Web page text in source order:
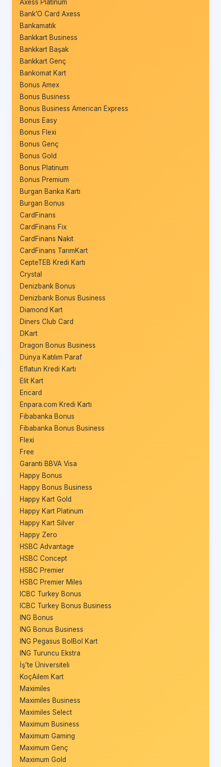
Axess Platinum
Bank’O Card Axess
Bankamatik
Bankkart Business
Bankkart Başak
Bankkart Genç
Bankomat Kart
Bonus Amex
Bonus Business
Bonus Business American Express
Bonus Easy
Bonus Flexi
Bonus Genç
Bonus Gold
Bonus Platinum
Bonus Premium
Burgan Banka Kartı
Burgan Bonus
CardFinans
CardFinans Fix
CardFinans Nakit
CardFinans TarımKart
CepteTEB Kredi Kartı
Crystal
Denizbank Bonus
Denizbank Bonus Business
Diamond Kart
Diners Club Card
DKart
Dragon Bonus Business
Dünya Katılım Paraf
Eflatun Kredi Kartı
Elit Kart
Encard
Enpara.com Kredi Kartı
Fibabanka Bonus
Fibabanka Bonus Business
Flexi
Free
Garanti BBVA Visa
Happy Bonus
Happy Bonus Business
Happy Kart Gold
Happy Kart Platinum
Happy Kart Silver
Happy Zero
HSBC Advantage
HSBC Concept
HSBC Premier
HSBC Premier Miles
ICBC Turkey Bonus
ICBC Turkey Bonus Business
ING Bonus
ING Bonus Business
ING Pegasus BolBol Kart
ING Turuncu Ekstra
İş’te Üniversiteli
KoçAilem Kart
Maximiles
Maximiles Business
Maximiles Select
Maximum Business
Maximum Gaming
Maximum Genç
Maximum Gold